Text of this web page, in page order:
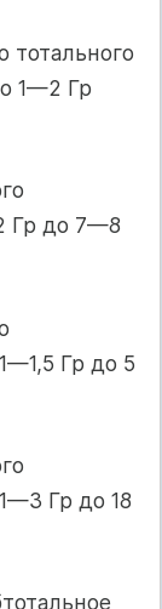
тотального
1—2 Гр
Гр до 7—8
Гр до 5
Гр до 18